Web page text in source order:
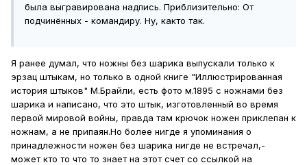
была выгравирована надпись. Приблизительно: От
подчинённых - командиру. Ну, както так.
Я ранее думал, что ножны без шарика выпускали только к
эрзац штыкам, но только в одной книге "Иллюстрированная
история штыков" М.Брайли, есть фото м.1895 с ножнами без
шарика и написано, что это штык, изготовленный во время
первой мировой войны, правда там крючок ножен приклепан к
ножнам, а не припаян.Но более нигде я упоминания о
принадлежности ножен без шарика нигде не встречал,-
может кто то что то знает на этот счет со ссылкой на